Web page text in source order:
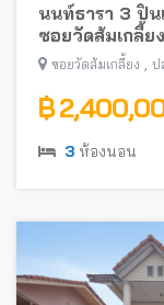
นนท์ธารา 3 ปิ่น
ซอยวัดส้มเกลี้ย
ซอยวัดส้มเกลี้ยง ป
฿
3 ห้องนอน